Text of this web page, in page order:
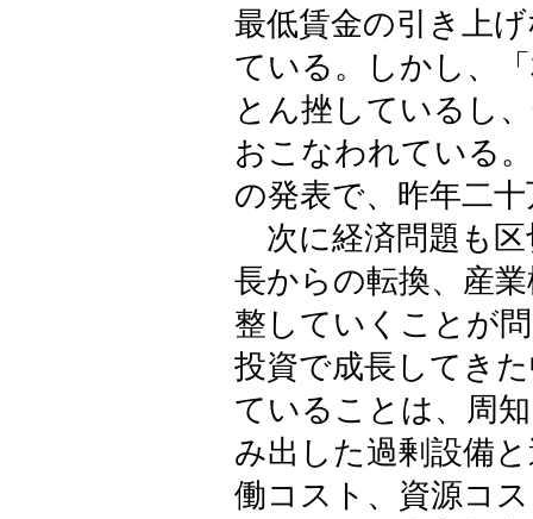
最低賃金の引き上
ている。しかし、
とん挫しているし
おこなわれている
の発表で、昨年二
次に経済問題も区
長からの転換、産
整していくことが
投資で成長してき
ていることは、周
み出した過剰設備
働コスト、資源コ